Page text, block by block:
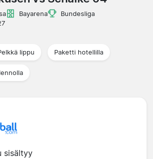
Bayarena
Bundesliga
lippu Paketti hotellilla
sisältyy